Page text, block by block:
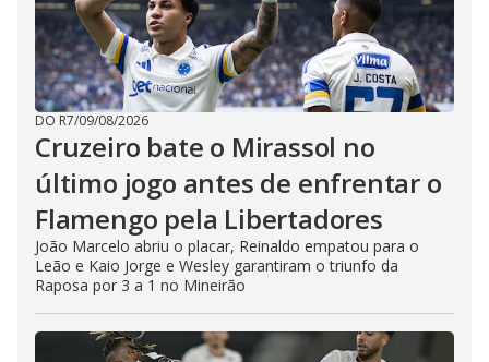
DO R7/09/08/2026
Cruzeiro bate o Mirassol no
último jogo antes de enfrentar o
Flamengo pela Libertadores
João Marcelo abriu o placar, Reinaldo empatou para o
Leão e Kaio Jorge e Wesley garantiram o triunfo da
Raposa por 3 a 1 no Mineirão